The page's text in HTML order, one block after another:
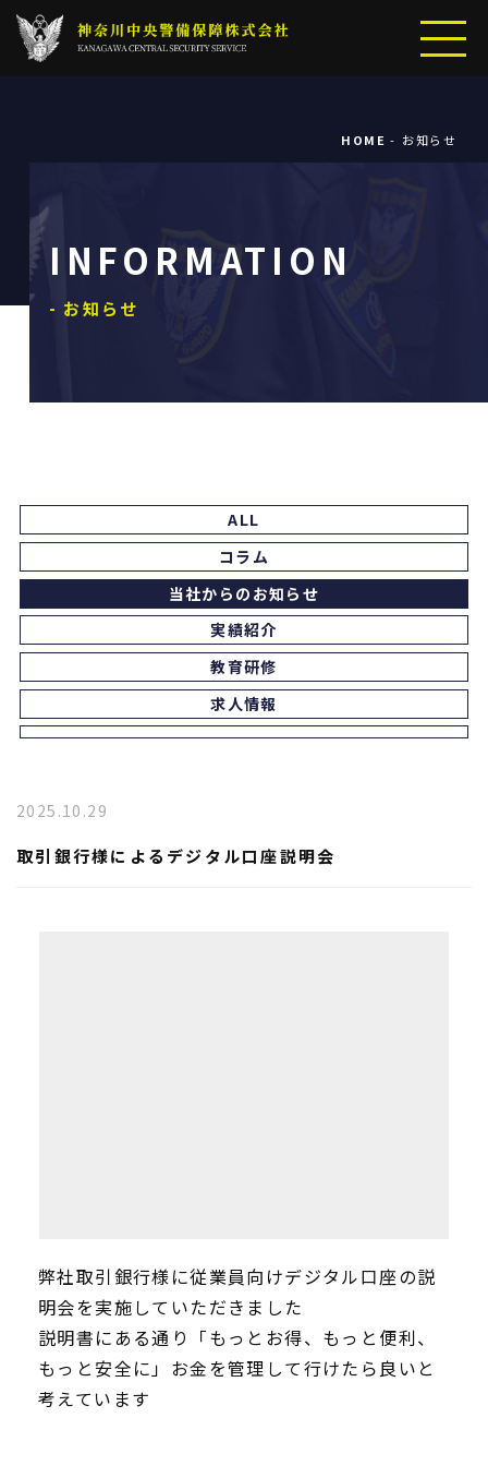
HOME お知らせ
INFORMATION
- お知らせ
ALL
コラム
当社からのお知らせ
実績紹介
教育研修
求人情報
2025.10.29
取引銀行様によるデジタル口座説明会
弊社取引銀行様に従業員向けデジタル口座の説
明会を実施していただきました
説明書にある通り「もっとお得、もっと便利、
もっと安全に」お金を管理して行けたら良いと
考えています